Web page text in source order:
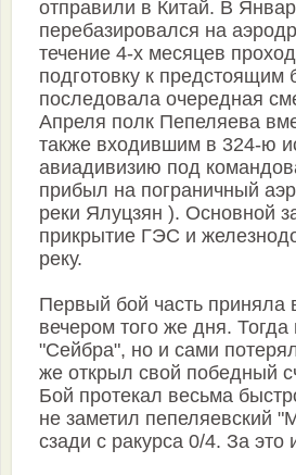
отправили в Китай. В
перебазировался на
течение 4-х месяцев
подготовку к предстоящим
последовала очередная
Апреля полк Пепеляева
также входившим в 324-ю
авиадивизию под
прибыл на пограничный
реки Ялуцзян ). Основной
прикрытие ГЭС и
реку.
Первый бой часть приняла
вечером того же дня.
"Сейбра", но и сами
же открыл свой победный
Бой протекал весьма
не заметил пепеляевский
сзади с ракурса 0/4. За это